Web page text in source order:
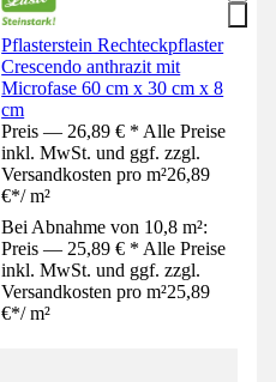
Pflasterstein Rechteckpflaster
Crescendo anthrazit mit
Microfase 60 cm x 30 cm x 8
cm
Preis — 26,89 € * Alle Preise
inkl. MwSt. und ggf. zzgl.
Versandkosten pro m²26,89
€*/ m²
Bei Abnahme von 10,8 m²:
Preis — 25,89 € * Alle Preise
inkl. MwSt. und ggf. zzgl.
Versandkosten pro m²25,89
€*/ m²